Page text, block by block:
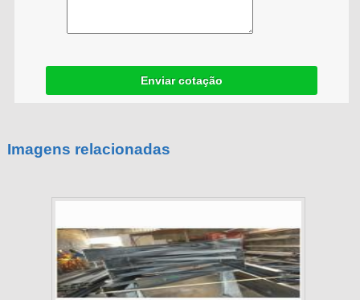
Enviar cotação
Imagens relacionadas